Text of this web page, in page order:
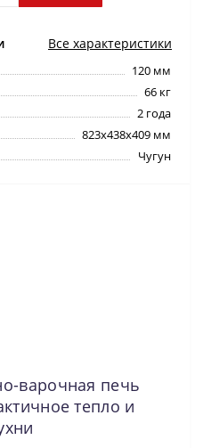
Все характеристики
120 мм
66 кг
2 года
823х438х409 мм
Чугун
варочная печь
тепло и